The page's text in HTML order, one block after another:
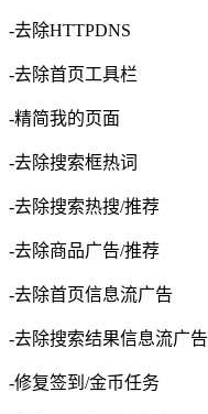
-去除HTTPDNS
-去除首页工具栏
-精简我的页面
-去除搜索框热词
-去除搜索热搜/推荐
-去除商品广告/推荐
-去除首页信息流广告
-去除搜索结果信息流广告
-修复签到/金币任务